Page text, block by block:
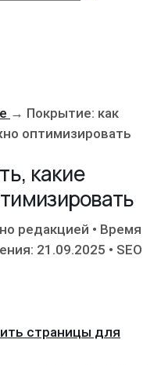
→ Покрытие: как
оптимизировать
какие
редакцией • Время
21.09.2025 • SEO
страницы для